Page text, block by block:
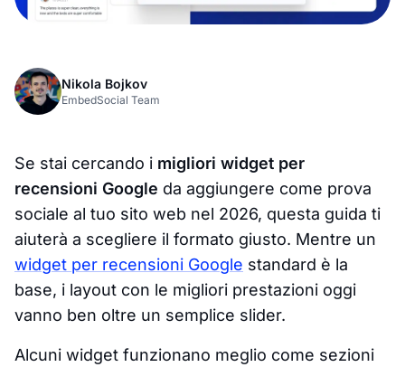
Nikola Bojkov
EmbedSocial Team
Se stai cercando i migliori widget per
recensioni Google da aggiungere come prova
sociale al tuo sito web nel 2026, questa guida ti
aiuterà a scegliere il formato giusto. Mentre un
widget per recensioni Google standard è la
base, i layout con le migliori prestazioni oggi
vanno ben oltre un semplice slider.
Alcuni widget funzionano meglio come sezioni